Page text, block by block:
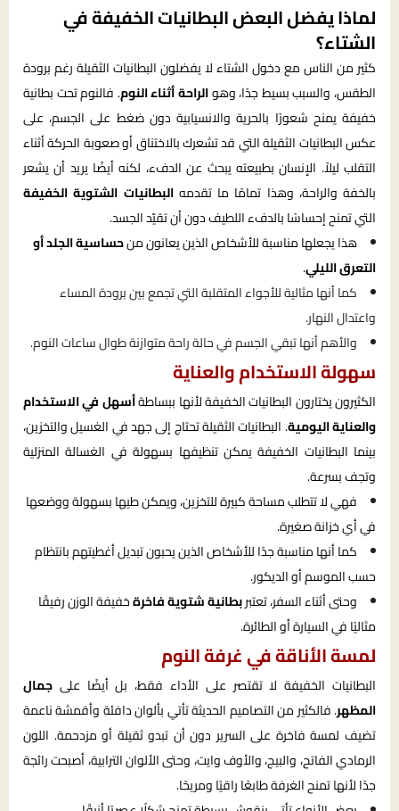
لماذا يفضل البعض البطانيات الخفيفة في
الشتاء؟
كثير من الناس مع دخول الشتاء لا يفضلون البطانيات الثقيلة رغم برودة
الطقس، والسبب بسيط جدًا، وهوالراحة أثناء النوم. فالنوم تحت بطانية
خفيفة يمنح شعورًا بالحرية والانسيابية دون ضغط على الجسم، على
عكس البطانيات الثقيلة التي قد تشعرك بالاختناق أو صعوبة الحركة أثناء
التقلب ليلاً. الإنسان بطبيعته يبحث عن الدفء، لكنه أيضًا يريد أن يشعر
بالخفة والراحة، وهذا تمامًا ما تقدمهالبطانيات الشتوية الخفيفة
التي تمنح إحساسًا بالدفء اللطيف دون أن تقيّد الجسد.
هذا يجعلها مناسبة للأشخاص الذين يعانون منحساسية الجلد أو
التعرق الليلي.
كما أنها مثالية للأجواء المتقلبة التي تجمع بين برودة المساء
واعتدال النهار.
والأهم أنها تبقي الجسم في حالة راحة متوازنة طوال ساعات النوم.
سهولة الاستخدام والعناية
الكثيرون يختارون البطانيات الخفيفة لأنها ببساطةأسهل في الاستخدام
والعناية اليومية. البطانيات الثقيلة تحتاج إلى جهد في الغسيل والتخزين،
بينما البطانيات الخفيفة يمكن تنظيفها بسهولة في الغسالة المنزلية
وتجف بسرعة.
فهي لا تتطلب مساحة كبيرة للتخزين، ويمكن طيها بسهولة ووضعها
في أي خزانة صغيرة.
كما أنها مناسبة جدًا للأشخاص الذين يحبون تبديل أغطيتهم بانتظام
حسب الموسم أو الديكور.
وحتى أثناء السفر، تعتبربطانية شتوية فاخرةخفيفة الوزن رفيقًا
مثاليًا في السيارة أو الطائرة.
لمسة الأناقة في غرفة النوم
البطانيات الخفيفة لا تقتصر على الأداء فقط، بل أيضًا على جمال
المظهر. فالكثير من التصاميم الحديثة تأتي بألوان دافئة وأقمشة ناعمة
تضيف لمسة فاخرة على السرير دون أن تبدو ثقيلة أو مزدحمة. اللون
الرمادي الفاتح، والبيج، والأوف وايت، وحتى الألوان الترابية، أصبحت رائجة
جدًا لأنها تمنح الغرفة طابعًا راقيًا ومريحًا.